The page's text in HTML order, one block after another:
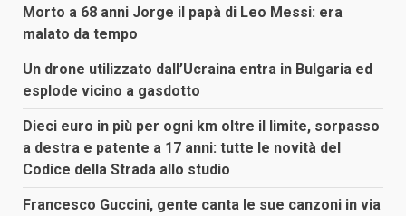
Morto a 68 anni Jorge il papà di Leo Messi: era
malato da tempo
Un drone utilizzato dall’Ucraina entra in Bulgaria ed
esplode vicino a gasdotto
Dieci euro in più per ogni km oltre il limite, sorpasso
a destra e patente a 17 anni: tutte le novità del
Codice della Strada allo studio
Francesco Guccini, gente canta le sue canzoni in via